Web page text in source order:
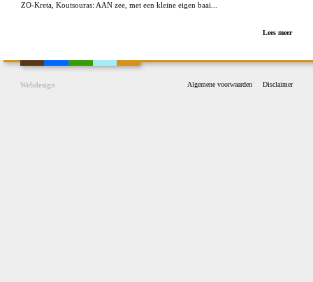
ZO-Kreta, Koutsouras: AAN zee, met een kleine eigen baai...
Lees meer
Webdesign Algemene voorwaarden Disclaimer